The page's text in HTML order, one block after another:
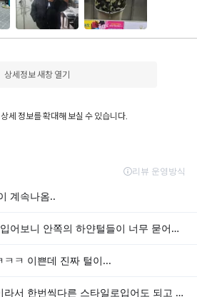
상세정보 새창 열기
상세 정보를 확대해 보실 수 있습니다.